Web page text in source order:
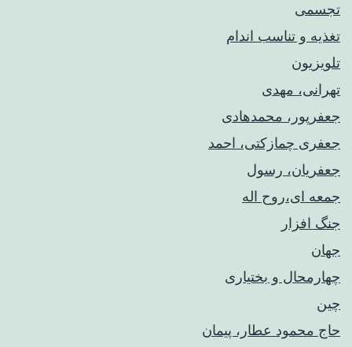
تجسمی
تغذیه و تناسب اندام
تلویزیون
تهرانی، مهدی
جعفرپور، محمدهادی
جعفری چمازکتی، احمد
جعفریان، رسول
جمعه ای،روح اله
جنگ افزار
جهان
چهارمحال و بختیاری
چین
حاج محمود عطار، پیمان